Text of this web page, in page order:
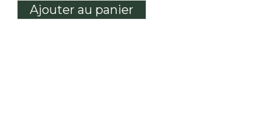
Ajouter au panier